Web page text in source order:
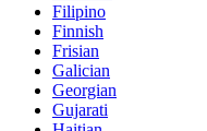
Filipino
Finnish
Frisian
Galician
Georgian
Gujarati